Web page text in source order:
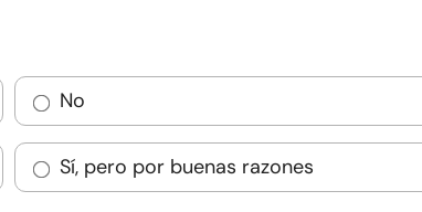
No
Sí, pero por buenas razones